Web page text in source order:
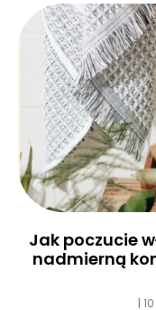
Jak poczucie
nadmierną